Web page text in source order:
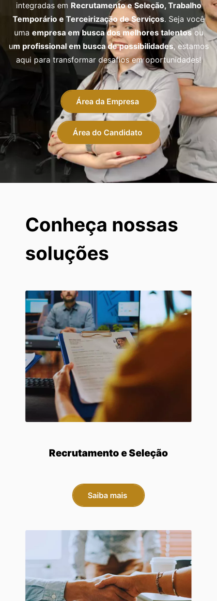
integradas em Recrutamento e Seleção, Trabalho
Temporário e Terceirização de Serviços. Seja você
uma empresa em busca dos melhores talentosou
um profissional em busca de possibilidades, estamos
aqui para transformar desafios em oportunidades!
Área da Empresa
Área do Candidato
Conheça nossas
soluções
Recrutamento e Seleção
Saiba mais